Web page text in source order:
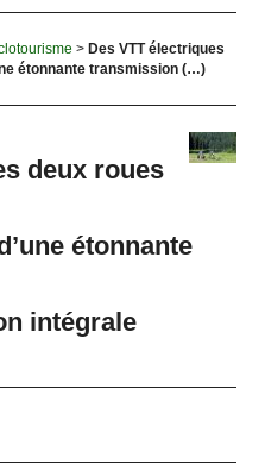
> Des VTT électriques
étonnante transmission (…)
deux roues
étonnante
intégrale